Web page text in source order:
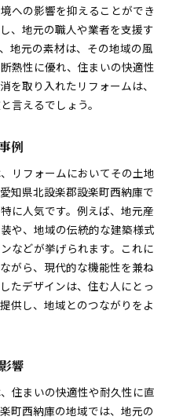
への影響を抑えることができ
、地元の職人や業者を支援す
地元の素材は、その地域の風
熱性に優れ、住まいの快適性
を取り入れたリフォームは、
言えるでしょう。
例
リフォームにおいてその土地
知県北設楽郡設楽町西納庫で
に人気です。例えば、地元産
や、地域の伝統的な建築様式
などが挙げられます。これに
がら、現代的な機能性を兼ね
たデザインは、住む人にとっ
供し、地域とのつながりをよ
響
住まいの快適性や耐久性に直
町西納庫の地域では、地元の